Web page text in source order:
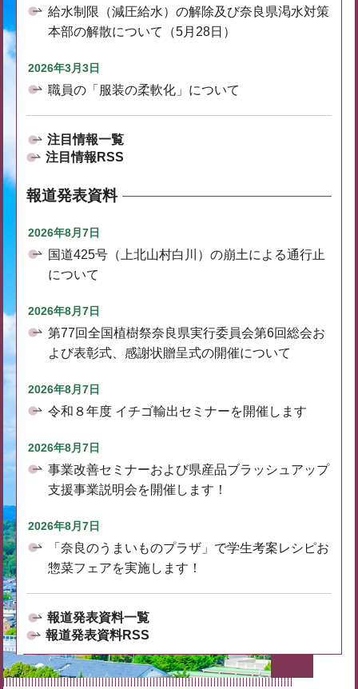
給水制限（減圧給水）の解除及び奈良県渇水対策
本部の解散について（5月28日）
2026年3月3日
職員の「服装の柔軟化」について
注目情報一覧
注目情報RSS
報道発表資料
2026年8月7日
国道425号（上北山村白川）の崩土による通行止
について
2026年8月7日
第77回全国植樹祭奈良県実行委員会第6回総会お
よび表彰式、感謝状贈呈式の開催について
2026年8月7日
令和８年度 イチゴ輸出セミナーを開催します
2026年8月7日
事業改善セミナーおよび県産品ブラッシュアップ
支援事業説明会を開催します！
2026年8月7日
「奈良のうまいものプラザ」で学生考案レシピお
惣菜フェアを実施します！
報道発表資料一覧
報道発表資料RSS